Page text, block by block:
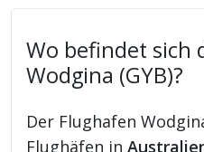
Wo befindet sich
Wodgina (GYB)?
Der Flughafen
Flughäfen in